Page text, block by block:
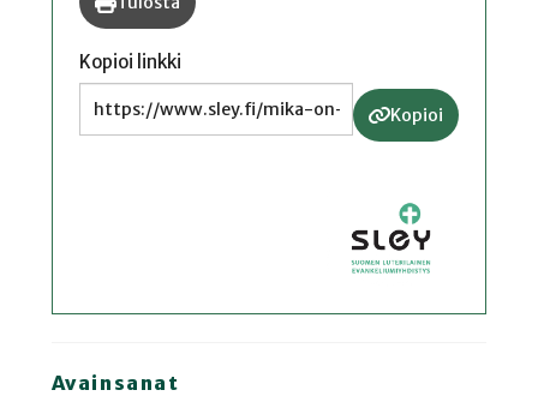
Kopioi linkki
Kopioi
Avainsanat